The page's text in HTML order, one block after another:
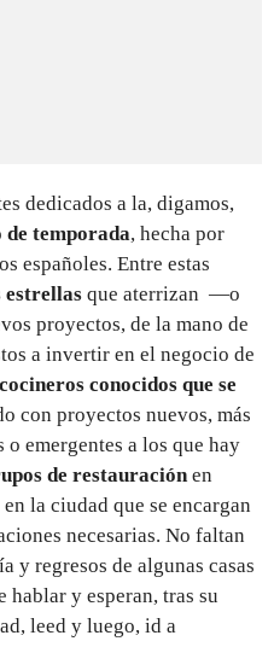
dedicados a la, digamos,
de temporada, hecha por
españoles. Entre estas
estrellas que aterrizan —o
proyectos, de la mano de
a invertir en el negocio de
cocineros conocidos que se
con proyectos nuevos, más
o emergentes a los que hay
de restauraciónen
la ciudad que se encargan
necesarias. No faltan
y regresos de algunas casas
hablar y esperan, tras su
leed y luego, id a